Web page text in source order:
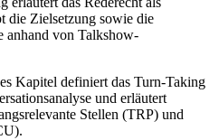
die Zielsetzung sowie die
anhand von Talkshow-
Kapitel definiert das Turn-Taking
und erläutert
Stellen (TRP) und